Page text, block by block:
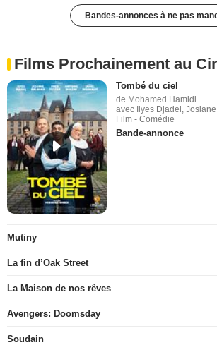
Bandes-annonces à ne pas
Films Prochainement au
Tombé du ciel
de Mohamed Hamidi
avec Ilyes Djadel,
Film - Comédie
Bande-annonce
Mutiny
La fin d’Oak Street
La Maison de nos rêves
Avengers: Doomsday
Soudain